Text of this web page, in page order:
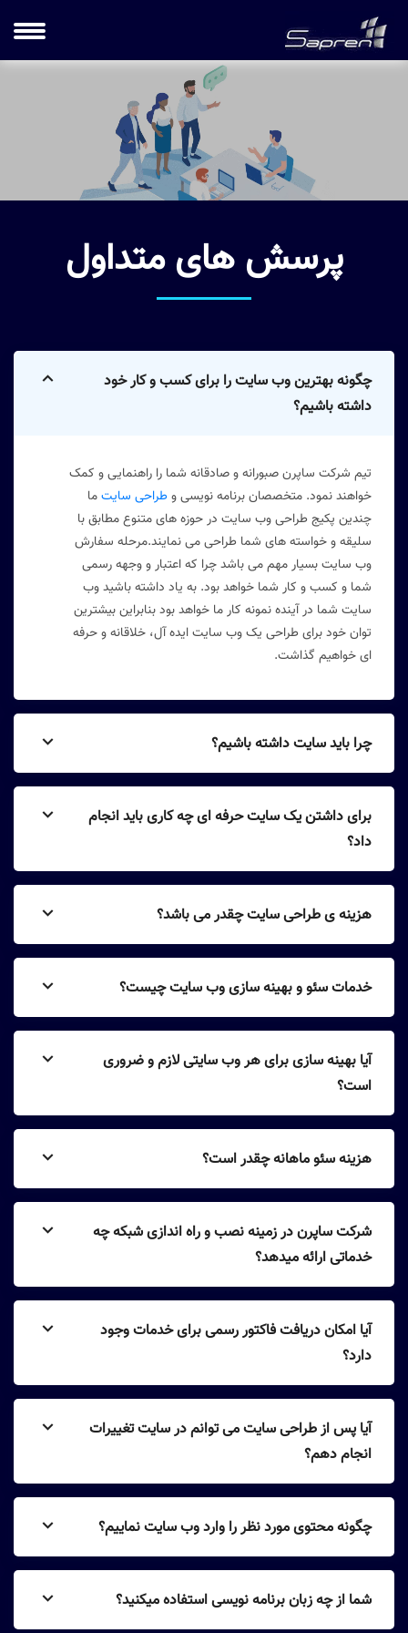
پرسش های متداول
چگونه بهترین وب سایت را برای کسب و کار خود
داشته باشیم؟
تیم شرکت ساپرن صبورانه و صادقانه شما را راهنمایی و کمک
خواهند نمود. متخصصان برنامه نویسی وطراحی سایتما
چندین پکیج طراحی وب سایت در حوزه های متنوع مطابق با
سلیقه و خواسته های شما طراحی می نمایند.مرحله سفارش
وب سایت بسیار مهم می باشد چرا که اعتبار و وجهه رسمی
شما و کسب و کار شما خواهد بود. به یاد داشته باشید وب
سایت شما در آینده نمونه کار ما خواهد بود بنابراین بیشترین
توان خود برای طراحی یک وب سایت ایده آل، خلاقانه و حرفه
ای خواهیم گذاشت.
چرا باید سایت داشته باشیم؟
برای داشتن یک سایت حرفه ای چه کاری باید انجام
داد؟
هزینه ی طراحی سایت چقدر می باشد؟
خدمات سئو و بهینه سازی وب سایت چیست؟
آیا بهینه سازی برای هر وب سایتی لازم و ضروری
است؟
هزینه سئو ماهانه چقدر است؟
شرکت ساپرن در زمینه نصب و راه اندازی شبکه چه
خدماتی ارائه میدهد؟
آیا امکان دریافت فاکتور رسمی برای خدمات وجود
دارد؟
آیا پس از طراحی سایت می توانم در سایت تغییرات
انجام دهم؟
چگونه محتوی مورد نظر را وارد وب سایت نماییم؟
شما از چه زبان برنامه نویسی استفاده میکنید؟